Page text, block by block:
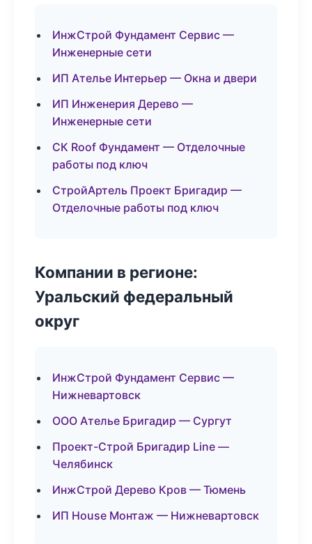
ИнжСтрой Фундамент Сервис —
Инженерные сети
ИП Ателье Интерьер — Окна и двери
ИП Инженерия Дерево —
Инженерные сети
СК Roof Фундамент — Отделочные
работы под ключ
СтройАртель Проект Бригадир —
Отделочные работы под ключ
Компании в регионе:
Уральский федеральный
округ
ИнжСтрой Фундамент Сервис —
Нижневартовск
ООО Ателье Бригадир — Сургут
Проект-Строй Бригадир Line —
Челябинск
ИнжСтрой Дерево Кров — Тюмень
ИП House Монтаж — Нижневартовск